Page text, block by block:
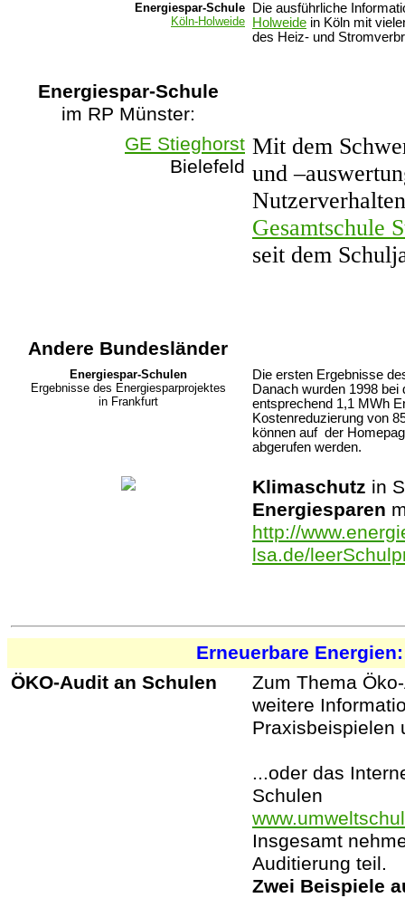
Energiespar-Schule
Köln-Holweide
Die ausführliche
Holweide in Köln mit
des Heiz- und
Energiespar-Schule
im RP Münster:
GE Stieghorst
Bielefeld
Mit dem
und
Gesamtschule
seit dem
Andere Bundesländer
Energiespar-Schulen
Ergebnisse des Energiesparprojektes
in Frankfurt
Die ersten Ergebnisse
Danach wurden 1998
entsprechend 1,1 MWh
Kostenreduzierung von
können auf der
abgerufen werden.
Klimaschutz in
Energiesparen
http://
lsa.de/
Erneuerbare
ÖKO-Audit an Schulen
Zum Thema
weitere
Praxisbeispielen
...oder das
Schulen
Insgesamt
Auditierung teil.
Zwei Beispiele